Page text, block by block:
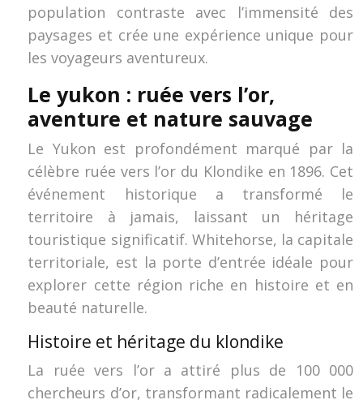
population contraste avec l’immensité des
paysages et crée une expérience unique pour
les voyageurs aventureux.
Le yukon : ruée vers l’or,
aventure et nature sauvage
Le Yukon est profondément marqué par la
célèbre ruée vers l’or du Klondike en 1896. Cet
événement historique a transformé le
territoire à jamais, laissant un héritage
touristique significatif. Whitehorse, la capitale
territoriale, est la porte d’entrée idéale pour
explorer cette région riche en histoire et en
beauté naturelle.
Histoire et héritage du klondike
La ruée vers l’or a attiré plus de 100 000
chercheurs d’or, transformant radicalement le